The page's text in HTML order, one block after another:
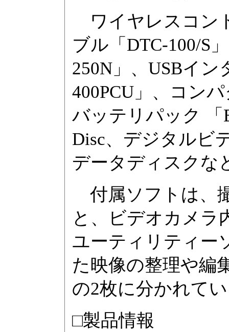
ワイヤレスコン
ブル「DTC-100/S
250N」、USBイ
400PCU」、コン
バッテリパック 「
Disc、デジタルビ
データディスクな
付属ソフトは、
と、ビデオカメラ
ユーティリティー
た映像の整理や編
の2枚に分かれて
□製品情報